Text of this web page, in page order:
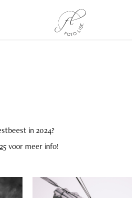
in 2024?
5 voor meer info!